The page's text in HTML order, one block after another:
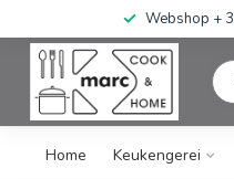
Webshop +
Home Keukengerei